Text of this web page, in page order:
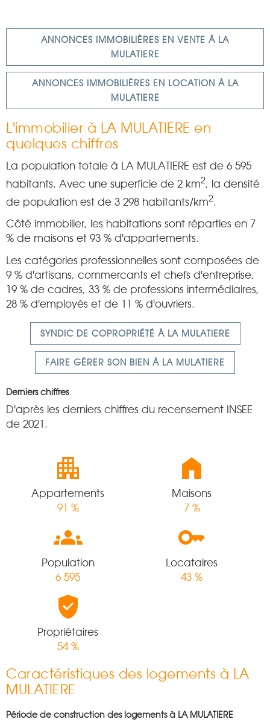
ANNONCES IMMOBILIÈRES EN VENTE À LA
MULATIERE
ANNONCES IMMOBILIÈRES EN LOCATION À LA
MULATIERE
L'immobilier à LA MULATIERE en
quelques chiffres
La population totale à LA MULATIERE est de 6 595
habitants. Avec une superficie de 2 km2, la densité
de population est de 3 298 habitants/km2.
Côté immobilier, les habitations sont réparties en 7
% de maisons et 93 % d'appartements.
Les catégories professionnelles sont composées de
9 % d'artisans, commercants et chefs d'entreprise,
19 % de cadres, 33 % de professions intermédiaires,
28 % d'employés et de 11 % d'ouvriers.
SYNDIC DE COPROPRIÉTÉ À LA MULATIERE
FAIRE GÉRER SON BIEN À LA MULATIERE
Derniers chiffres
D'après les derniers chiffres du recensement INSEE
de 2021.
Appartements
91 %
Maisons
7 %
Population
6 595
Locataires
43 %
Propriétaires
54 %
Caractéristiques des logements à LA
MULATIERE
Période de construction des logements à LA MULATIERE